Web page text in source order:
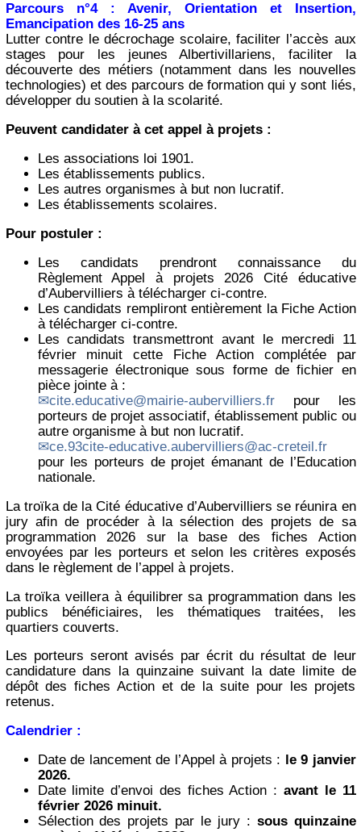
Parcours n°4 : Avenir, Orientation et Insertion,
Emancipation des 16-25 ans
Lutter contre le décrochage scolaire, faciliter l’accès aux
stages pour les jeunes Albertivillariens, faciliter la
découverte des métiers (notamment dans les nouvelles
technologies) et des parcours de formation qui y sont liés,
développer du soutien à la scolarité.
Peuvent candidater à cet appel à projets :
Les associations loi 1901.
Les établissements publics.
Les autres organismes à but non lucratif.
Les établissements scolaires.
Pour postuler :
Les candidats prendront connaissance du
Règlement Appel à projets 2026 Cité éducative
d’Aubervilliers à télécharger ci-contre.
Les candidats rempliront entièrement la Fiche Action
à télécharger ci-contre.
Les candidats transmettront avant le mercredi 11
février minuit cette Fiche Action complétée par
messagerie électronique sous forme de fichier en
pièce jointe à :
cite.educative@mairie-aubervilliers.frpour les
porteurs de projet associatif, établissement public ou
autre organisme à but non lucratif.
ce.93cite-educative.aubervilliers@ac-creteil.fr
pour les porteurs de projet émanant de l’Education
nationale.
La troïka de la Cité éducative d’Aubervilliers se réunira en
jury afin de procéder à la sélection des projets de sa
programmation 2026 sur la base des fiches Action
envoyées par les porteurs et selon les critères exposés
dans le règlement de l’appel à projets.
La troïka veillera à équilibrer sa programmation dans les
publics bénéficiaires, les thématiques traitées, les
quartiers couverts.
Les porteurs seront avisés par écrit du résultat de leur
candidature dans la quinzaine suivant la date limite de
dépôt des fiches Action et de la suite pour les projets
retenus.
Calendrier :
Date de lancement de l’Appel à projets :
le 9 janvier
2026.
Date limite d’envoi des fiches Action : avant le 11
février 2026 minuit.
Sélection des projets par le jury : sous quinzaine